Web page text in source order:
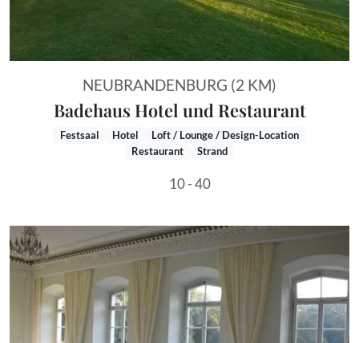
NEUBRANDENBURG (2 KM)
Badehaus Hotel und Restaurant
Festsaal Hotel
Loft / Lounge / Design-Location
Restaurant
Strand
10 - 40